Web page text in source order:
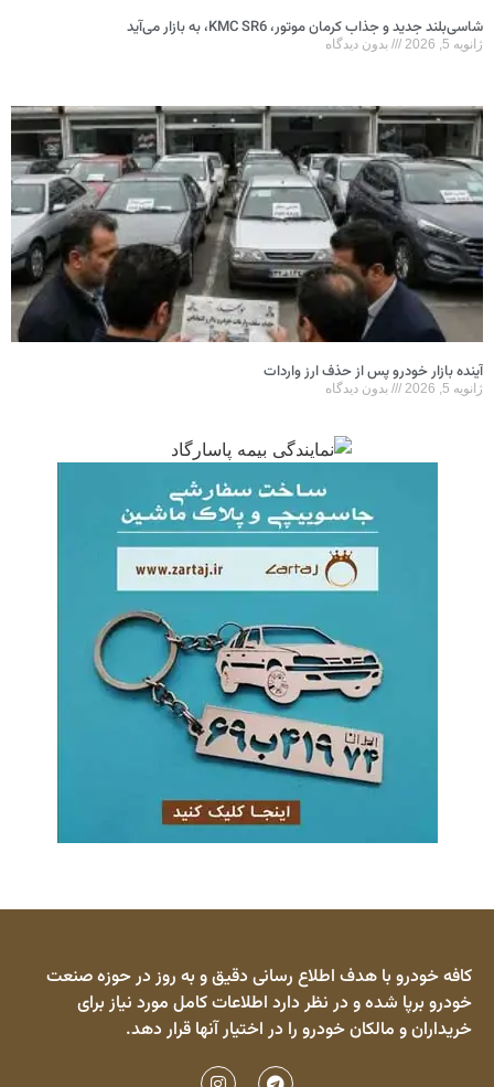
شاسی‌بلند جدید و جذاب کرمان موتور، KMC SR6، به بازار می‌آید
ژانویه 5, 2026 بدون دیدگاه
آینده بازار خودرو پس از حذف ارز واردات
ژانویه 5, 2026 بدون دیدگاه
کافه خودرو با هدف اطلاع رسانی دقیق و به روز در حوزه صنعت
خودرو برپا شده و در نظر دارد اطلاعات کامل مورد نیاز برای
خریداران و مالکان خودرو را در اختیار آنها قرار دهد.